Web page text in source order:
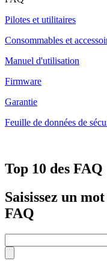
Pilotes et utilitaires
Consommables et
Manuel d'utilisation
Firmware
Garantie
Feuille de données de
Top 10 des FAQ
Saisissez un
FAQ